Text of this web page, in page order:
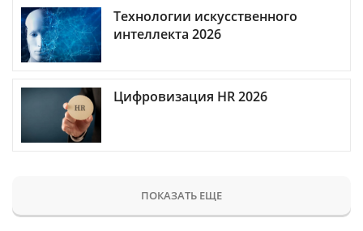
Технологии искусственного
интеллекта 2026
Цифровизация HR 2026
ПОКАЗАТЬ ЕЩЕ